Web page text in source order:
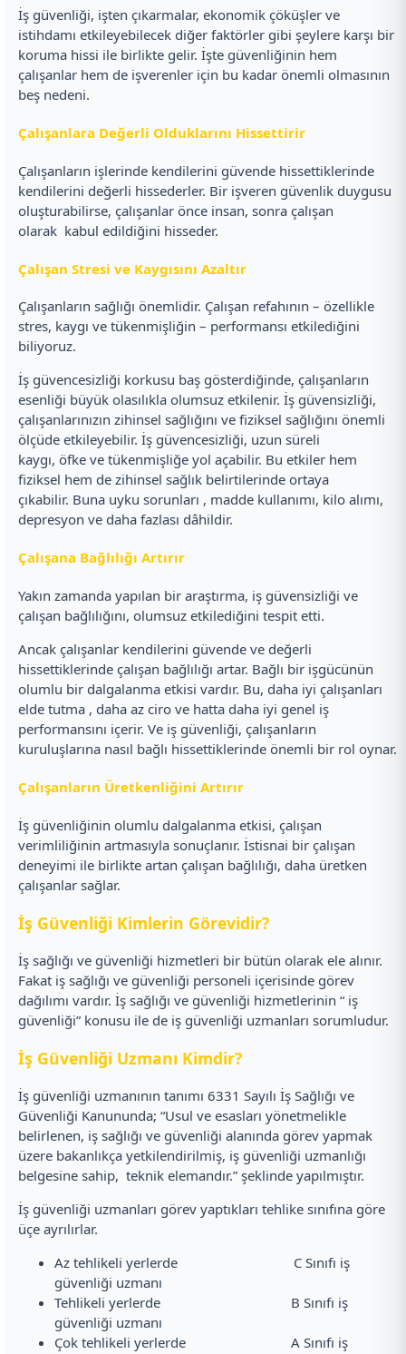
İş güvenliği, işten çıkarmalar, ekonomik çöküşler ve
istihdamı etkileyebilecek diğer faktörler gibi şeylere karşı bir
koruma hissi ile birlikte gelir. İşte güvenliğinin hem
çalışanlar hem de işverenler için bu kadar önemli olmasının
beş nedeni.
Çalışanlara Değerli Olduklarını Hissettirir
Çalışanların işlerinde kendilerini güvende hissettiklerinde
kendilerini değerli hissederler. Bir işveren güvenlik duygusu
oluşturabilirse, çalışanlar önce insan, sonra çalışan
olarak kabul edildiğini hisseder.
Çalışan Stresi ve Kaygısını Azaltır
Çalışanların sağlığı önemlidir. Çalışan refahının – özellikle
stres, kaygı ve tükenmişliğin – performansı etkilediğini
biliyoruz.
İş güvencesizliği korkusu baş gösterdiğinde, çalışanların
esenliği büyük olasılıkla olumsuz etkilenir. İş güvensizliği,
çalışanlarınızın zihinsel sağlığını ve fiziksel sağlığını önemli
ölçüde etkileyebilir. İş güvencesizliği, uzun süreli
kaygı, öfke ve tükenmişliğe yol açabilir. Bu etkiler hem
fiziksel hem de zihinsel sağlık belirtilerinde ortaya
çıkabilir. Buna uyku sorunları , madde kullanımı, kilo alımı,
depresyon ve daha fazlası dâhildir.
Çalışana Bağlılığı Artırır
Yakın zamanda yapılan bir araştırma, iş güvensizliği ve
çalışan bağlılığını, olumsuz etkilediğini tespit etti.
Ancak çalışanlar kendilerini güvende ve değerli
hissettiklerinde çalışan bağlılığı artar. Bağlı bir işgücünün
olumlu bir dalgalanma etkisi vardır. Bu, daha iyi çalışanları
elde tutma , daha az ciro ve hatta daha iyi genel iş
performansını içerir. Ve iş güvenliği, çalışanların
kuruluşlarına nasıl bağlı hissettiklerinde önemli bir rol oynar.
Çalışanların Üretkenliğini Artırır
İş güvenliğinin olumlu dalgalanma etkisi, çalışan
verimliliğinin artmasıyla sonuçlanır. İstisnai bir çalışan
deneyimi ile birlikte artan çalışan bağlılığı, daha üretken
çalışanlar sağlar.
İş Güvenliği Kimlerin Görevidir?
İş sağlığı ve güvenliği hizmetleri bir bütün olarak ele alınır.
Fakat iş sağlığı ve güvenliği personeli içerisinde görev
dağılımı vardır. İş sağlığı ve güvenliği hizmetlerinin “ iş
güvenliği” konusu ile de iş güvenliği uzmanları sorumludur.
İş Güvenliği Uzmanı Kimdir?
İş güvenliği uzmanının tanımı 6331 Sayılı İş Sağlığı ve
Güvenliği Kanununda; “Usul ve esasları yönetmelikle
belirlenen, iş sağlığı ve güvenliği alanında görev yapmak
üzere bakanlıkça yetkilendirilmiş, iş güvenliği uzmanlığı
belgesine sahip, teknik elemandır.” şeklinde yapılmıştır.
İş güvenliği uzmanları görev yaptıkları tehlike sınıfına göre
üçe ayrılırlar.
Az tehlikeli yerlerde C Sınıfı iş
güvenliği uzmanı
Tehlikeli yerlerde B Sınıfı iş
güvenliği uzmanı
Çok tehlikeli yerlerde A Sınıfı iş